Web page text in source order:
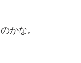
かな。